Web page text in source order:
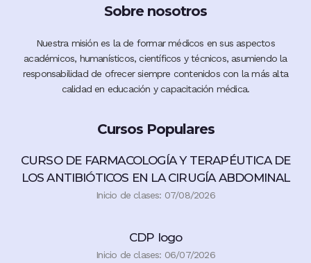
Sobre nosotros
Nuestra misión es la de formar médicos en sus aspectos
académicos, humanísticos, científicos y técnicos, asumiendo la
responsabilidad de ofrecer siempre contenidos con la más alta
calidad en educación y capacitación médica.
Cursos Populares
CURSO DE FARMACOLOGÍA Y TERAPÉUTICA DE
LOS ANTIBIÓTICOS EN LA CIRUGÍA ABDOMINAL
Inicio de clases: 07/08/2026
CDP logo
Inicio de clases: 06/07/2026